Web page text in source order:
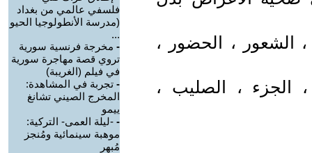
الشعور ، الحضور ،
الجزء ، الصليب ،
فلسفي عالمي من بغداد
(مدرسة الأنطولوجيا الحيو
...
- مخرجة فرنسية سورية
تروي قصة مهاجرة سورية
في فيلم (الغريبة)
- تجربة في المشاهدة:
المخرج الصيني تشانغ
ييمو
- -ليلة العمى- التركية:
موهبة سينمائية ومُنجز
مُبهر